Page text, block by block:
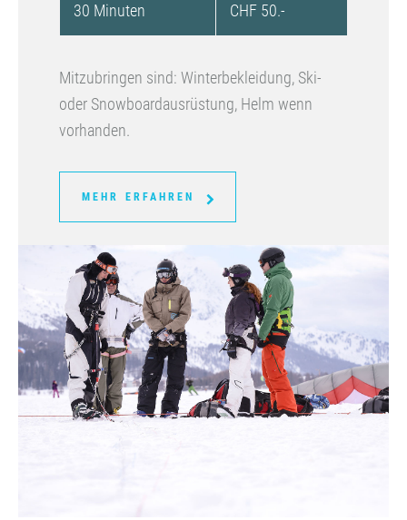
30 Minuten CHF 50.-
Mitzubringen sind: Winterbekleidung, Ski-
oder Snowboardausrüstung, Helm wenn
vorhanden.
MEHR ERFAHREN